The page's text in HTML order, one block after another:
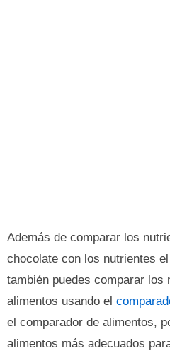
Además de comparar los
chocolate con los nutrientes
también puedes comparar los
alimentos usando el
el comparador de alimentos,
alimentos más adecuados